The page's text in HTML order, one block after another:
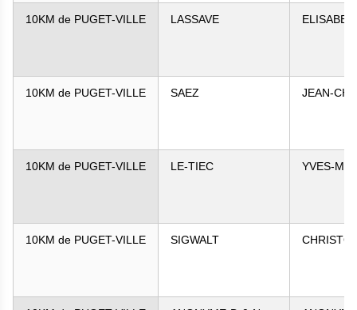
10KM de PUGET-VILLE LASSAVE
10KM de PUGET-VILLE SAEZ JEAN-
10KM de PUGET-VILLE LE-TIEC YVES-
10KM de PUGET-VILLE SIGWALT